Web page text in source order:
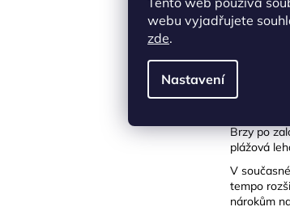
webu vyjadřujete
zde.
Nastavení
by firma
Našimi
trénink
Brzy po
plážová
V
tempo
nárokům